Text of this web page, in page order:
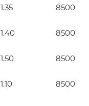
1.35 8500
1.40 8500
1.50 8500
1.10 8500